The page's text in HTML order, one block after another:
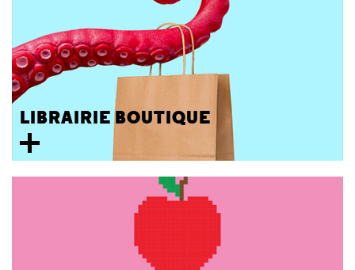
LIBRAIRIE BOUTIQUE